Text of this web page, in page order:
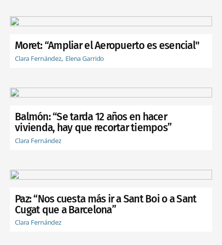
Moret: “Ampliar el Aeropuerto es esencial"
Clara Fernández Elena Garrido
Balmón: “Se tarda 12 años en hacer
vivienda, hay que recortar tiempos”
Clara Fernández
Paz: “Nos cuesta más ir a Sant Boi o a Sant
Cugat que a Barcelona”
Clara Fernández